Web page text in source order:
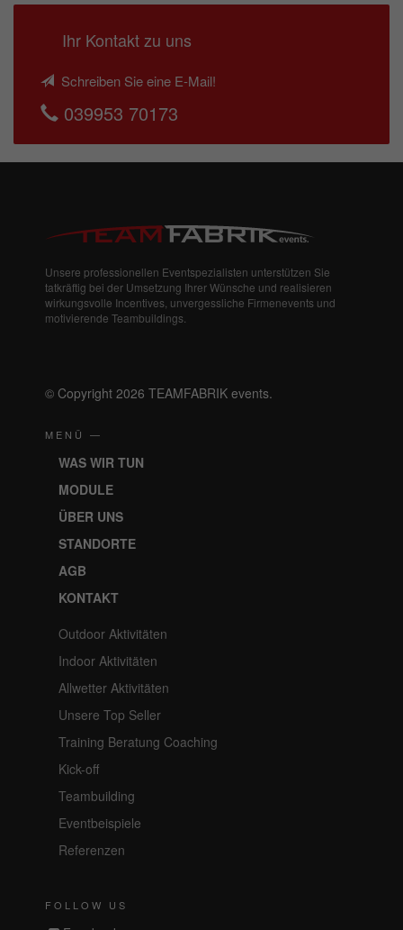
Ihr Kontakt zu uns
Schreiben Sie eine E-Mail!
039953 70173
Unsere professionellen Eventspezialisten unterstützen Sie
tatkräftig bei der Umsetzung Ihrer Wünsche und realisieren
wirkungsvolle Incentives, unvergessliche Firmenevents und
motivierende Teambuildings.
© Copyright 2026 TEAMFABRIK events.
MENÜ —
WAS WIR TUN
MODULE
ÜBER UNS
STANDORTE
AGB
KONTAKT
Outdoor Aktivitäten
Indoor Aktivitäten
Allwetter Aktivitäten
Unsere Top Seller
Training Beratung Coaching
Kick-off
Teambuilding
Eventbeispiele
Referenzen
FOLLOW US